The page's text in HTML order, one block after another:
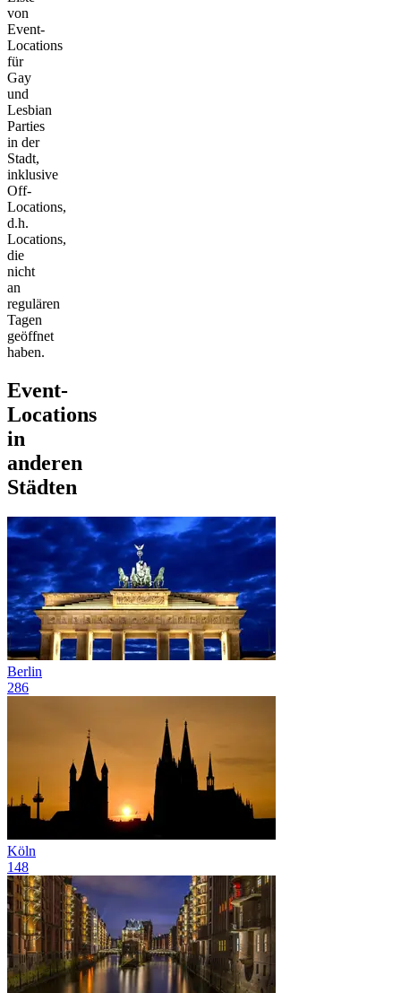
von
Event-
Locations
für
Gay
und
Lesbian
Parties
in der
Stadt,
inklusive
Off-
Locations,
d.h.
Locations,
die
nicht
an
regulären
Tagen
geöffnet
haben.
Event-
Locations
in
anderen
Städten
Berlin
286
Köln
148